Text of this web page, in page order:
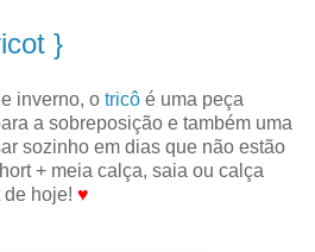
}
inverno, o tricô é uma peça
a sobreposição e também uma
sozinho em dias que não estão
+ meia calça, saia ou calça
de hoje! ♥